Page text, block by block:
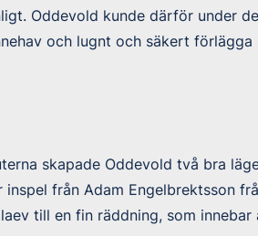
Oddevold kunde därför under
och lugnt och säkert förlägga
skapade Oddevold två bra
från Adam Engelbrektsson
till en fin räddning, som